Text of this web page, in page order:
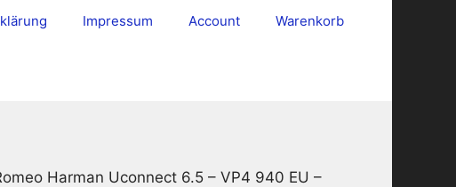
Impressum Account Warenkorb
Harman Uconnect 6.5 – VP4 940 EU –